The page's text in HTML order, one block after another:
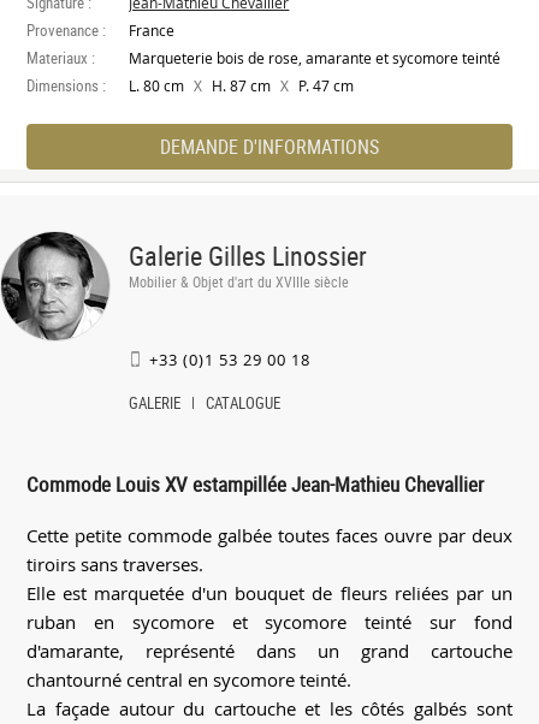
Provenance : France
Materiaux : Marqueterie bois de rose, amarante et sycomore teinté
Dimensions : L. 80 cm X H. 87 cm X P. 47 cm
DEMANDE D'INFORMATIONS
Galerie Gilles Linossier
Mobilier & Objet d'art du XVIIIe siècle
+33 (0)1 53 29 00 18
GALERIE CATALOGUE
Commode Louis XV estampillée Jean-Mathieu Chevallier
Cette petite commode galbée toutes faces ouvre par deux
tiroirs sans traverses.
Elle est marquetée d'un bouquet de fleurs reliées par un
ruban en sycomore et sycomore teinté sur fond
d'amarante, représenté dans un grand cartouche
chantourné central en sycomore teinté.
La façade autour du cartouche et les côtés galbés sont